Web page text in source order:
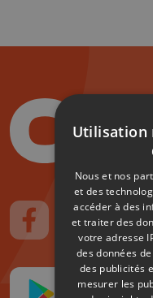
Suivez-nous sur
Suivez-
Utilisation
Nous et nos
et des
accéder à des
et traiter des
votre adresse
des données
des publicités
mesurer les